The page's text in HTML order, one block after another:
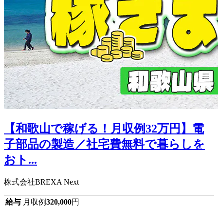
【和歌山で稼げる！月収例32万円】電
子部品の製造／社宅費無料で暮らしを
おト...
株式会社BREXA Next
給与 月収例320,000円